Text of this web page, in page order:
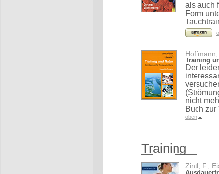
als auch
Form
Hoffmann,
Training
Der
nicht
Buch zur
oben
Training
Zintl, F.,